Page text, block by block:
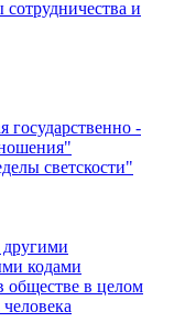
и
государственно -
светскости"
кодами
обществе в целом